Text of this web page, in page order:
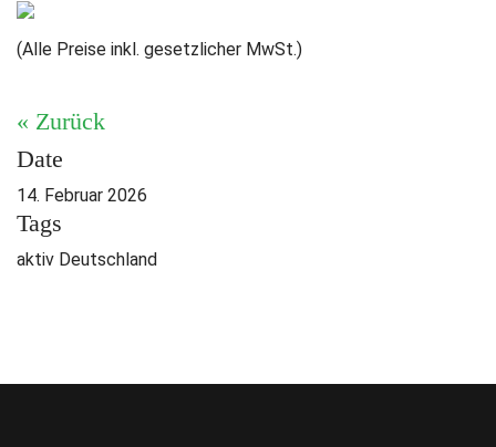
(Alle Preise inkl. gesetzlicher MwSt.)
« Zurück
Date
14. Februar 2026
Tags
aktiv Deutschland